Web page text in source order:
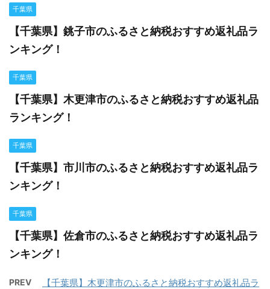
千葉県
【千葉県】銚子市のふるさと納税おすすめ返礼品ラ
ンキング！
千葉県
【千葉県】木更津市のふるさと納税おすすめ返礼品
ランキング！
千葉県
【千葉県】市川市のふるさと納税おすすめ返礼品ラ
ンキング！
千葉県
【千葉県】佐倉市のふるさと納税おすすめ返礼品ラ
ンキング！
PREV
【千葉県】木更津市のふるさと納税おすすめ返礼品ラ